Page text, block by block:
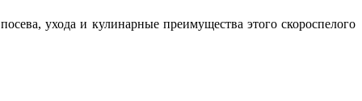
ухода и кулинарные преимущества этого скороспелого